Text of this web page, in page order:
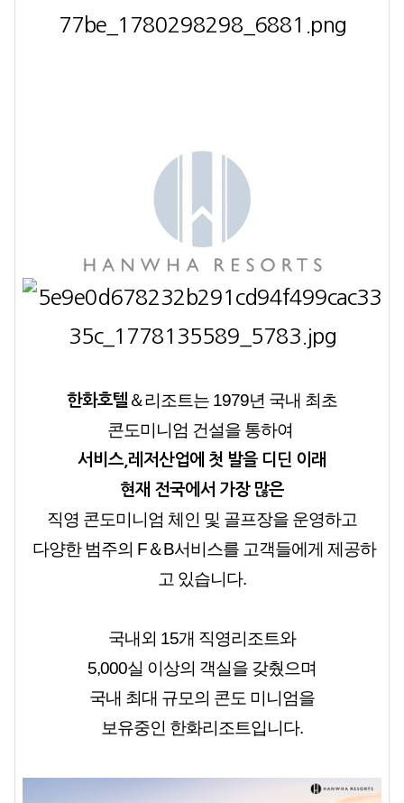
한화호텔 ＆리조트는 1979년 국내 최초
콘도미니엄 건설을 통하여
서비스,레저산업에 첫 발을 디딘 이래
현재 전국에서 가장 많은
직영 콘도미니엄 체인 및 골프장을 운영하고
다양한 범주의 F＆B서비스를 고객들에게 제공하
고 있습니다.
국내외 15개 직영리조트와
5,000실 이상의 객실을 갖췄으며
국내 최대 규모의 콘도 미니엄을
보유중인 한화리조트입니다.